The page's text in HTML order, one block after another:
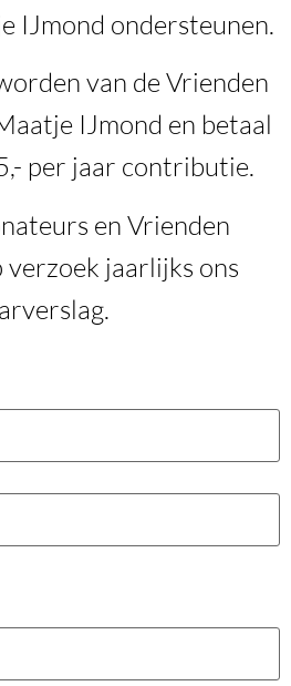
IJmond ondersteunen.
van de Vrienden
IJmond en betaal
per jaar contributie.
en Vrienden
verzoek jaarlijks ons